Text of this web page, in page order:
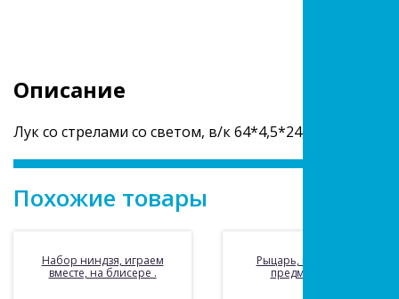
Описание
Лук со стрелами со светом, в/к 64*4,5*24,5 см
Похожие товары
Набор ниндзя, играем
вместе, на блисере .
Рыцарь, в комплекте:
предметов 5шт.